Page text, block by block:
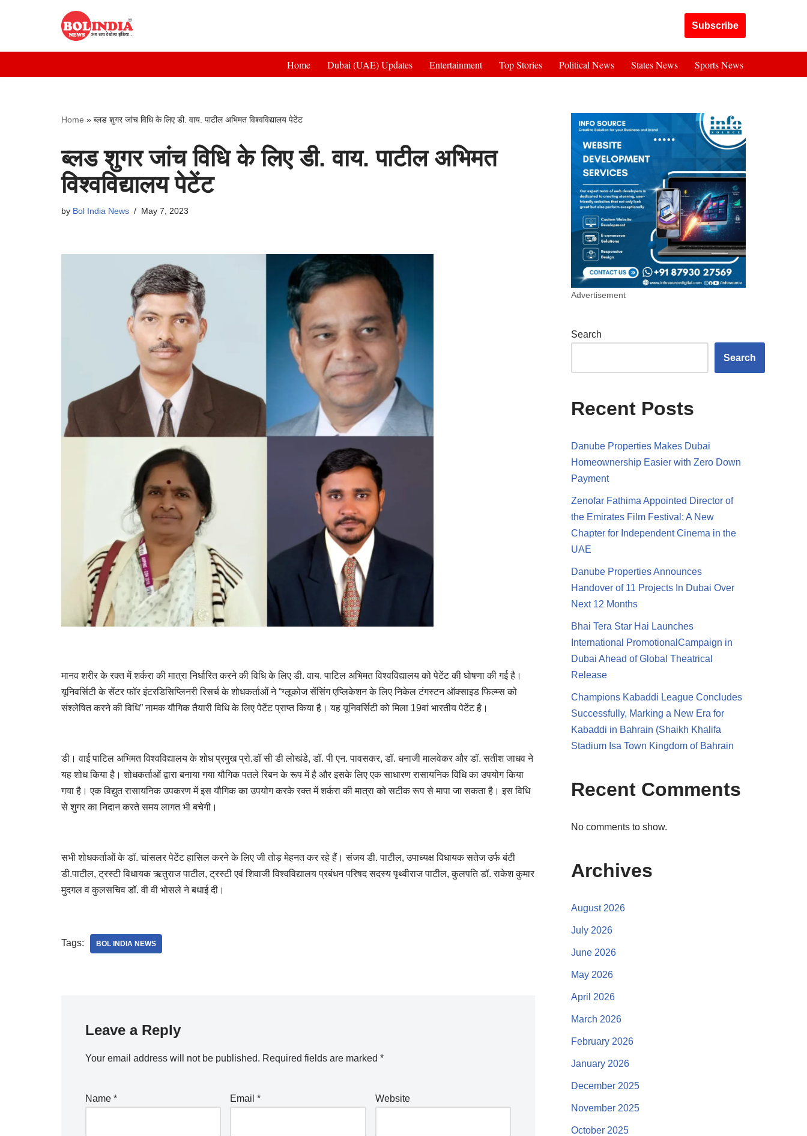
to
Subscribe
Home Dubai (UAE) Updates Entertainment Top Stories Political News States News Sports News
Home » ब्लड शुगर जांच विधि के लिए डी. वाय. पाटील अभिमत विश्वविद्यालय पेटेंट
ब्लड शुगर जांच विधि के लिए डी. वाय. पाटील अभिमत
विश्वविद्यालय पेटेंट
by Bol India News May 7, 2023
मानव शरीर के रक्त में शर्करा की मात्रा निर्धारित करने की विधि के लिए डी. वाय. पाटिल अभिमत विश्वविद्यालय को पेटेंट की घोषणा की गई है।
यूनिवर्सिटी के सेंटर फॉर इंटरडिसिप्लिनरी रिसर्च के शोधकर्ताओं ने “ग्लूकोज सेंसिंग एप्लिकेशन के लिए निकेल टंगस्टन ऑक्साइड फिल्म्स को
संश्लेषित करने की विधि” नामक यौगिक तैयारी विधि के लिए पेटेंट प्राप्त किया है। यह यूनिवर्सिटी को मिला 19वां भारतीय पेटेंट है।
डी। वाई पाटिल अभिमत विश्वविद्यालय के शोध प्रमुख प्रो.डॉ सी डी लोखंडे, डॉ. पी एन. पावसकर, डॉ. धनाजी मालवेकर और डॉ. सतीश जाधव ने
यह शोध किया है। शोधकर्ताओं द्वारा बनाया गया यौगिक पतले रिबन के रूप में है और इसके लिए एक साधारण रासायनिक विधि का उपयोग किया
गया है। एक विद्युत रासायनिक उपकरण में इस यौगिक का उपयोग करके रक्त में शर्करा की मात्रा को सटीक रूप से मापा जा सकता है। इस विधि
से शुगर का निदान करते समय लागत भी बचेगी।
सभी शोधकर्ताओं के डॉ. चांसलर पेटेंट हासिल करने के लिए जी तोड़ मेहनत कर रहे हैं। संजय डी. पाटील, उपाध्यक्ष विधायक सतेज उर्फ ​​बंटी
डी.पाटील, ट्रस्टी विधायक ऋतुराज पाटील, ट्रस्टी एवं शिवाजी विश्वविद्यालय प्रबंधन परिषद सदस्य पृथ्वीराज पाटील, कुलपति डॉ. राकेश कुमार
मुदगल व कुलसचिव डॉ. वी वी भोसले ने बधाई दी।
Tags: BOL INDIA NEWS
Leave a Reply
Your email address will not be published. Required fields are marked *
Name * Email* Website
Advertisement
Search
Search
Recent Posts
Danube Properties Makes Dubai
Homeownership Easier with Zero Down
Payment
Zenofar Fathima Appointed Director of
the Emirates Film Festival: A New
Chapter for Independent Cinema in the
UAE
Danube Properties Announces
Handover of 11 Projects In Dubai Over
Next 12 Months
Bhai Tera Star Hai Launches
International PromotionalCampaign in
Dubai Ahead of Global Theatrical
Release
Champions Kabaddi League Concludes
Successfully, Marking a New Era for
Kabaddi in Bahrain (Shaikh Khalifa
Stadium Isa Town Kingdom of Bahrain
Recent Comments
No comments to show.
Archives
August 2026
July 2026
June 2026
May 2026
April 2026
March 2026
February 2026
January 2026
December 2025
November 2025
October 2025